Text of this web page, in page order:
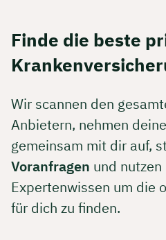
Finde die beste
Wir scannen den
Anbietern, nehmen
gemeinsam mit dir auf,
Voranfragen und nutzen
Expertenwissen um die
für dich zu finden.